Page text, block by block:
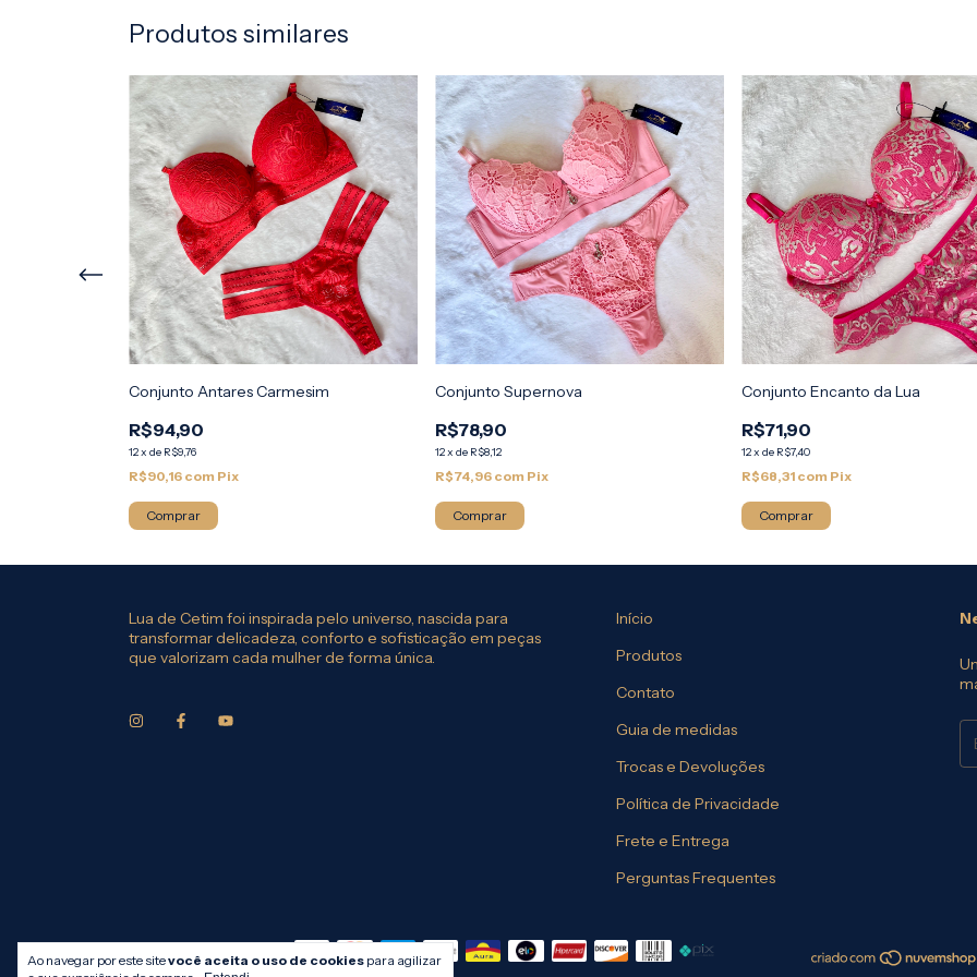
Ao navegar por este sitevocê aceita o uso de cookies para agilizar
Produtos similares
Conjunto Antares Carmesim
R$94,90
12x de R$9,76
R$90,16 com Pix
Comprar
Conjunto Supernova
R$78,90
12x de R$8,12
R$74,96 com Pix
Comprar
Conjunto Encanto da Lua
R$71,90
12x de R$7,40
R$68,31 com Pix
Comprar
Lua de Cetim foi inspirada pelo universo, nascida para
transformar delicadeza, conforto e sofisticação em peças
que valorizam cada mulher de forma única.
Início
Produtos
Contato
Guia de medidas
Trocas e Devoluções
Política de Privacidade
Frete e Entrega
Perguntas Frequentes